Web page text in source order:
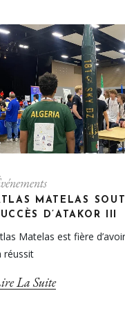
MATELAS
D’ATAKOR III
Matelas est fière
réussit
La Suite